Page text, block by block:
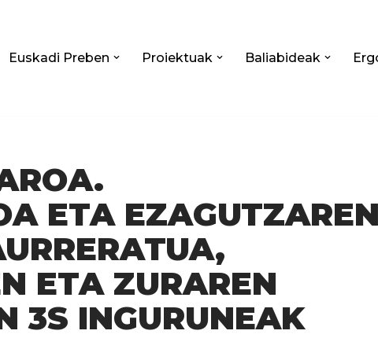
Euskadi Preben Proiektuak Baliabideak
ETA EZAGUTZAREN
ETA ZURAREN
3S INGURUNEAK